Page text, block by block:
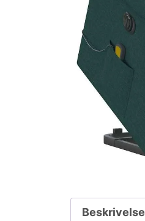
Beskrivelse